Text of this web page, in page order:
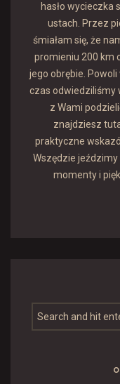
hasło
ustach. Przez
śmiałam się, że
promieniu 200 km
jego obrębie.
czas odwiedziliśmy
z Wami
znajdziesz
praktyczne
Wszędzie jeździmy
momenty i